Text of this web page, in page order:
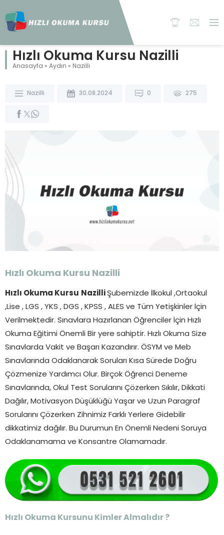
Hızlı Okuma Kursu Nazilli
Anasayfa » Aydın » Nazilli
Nazilli 30.08.2024 0 275
Hızlı Okuma Kursu Nazilli
Hızlı Okuma Kursu Nazilli Şubemizde İlkokul ,Ortaokul
,Lise , LGS , YKS , DGS , KPSS , ALES ve Tüm Yetişkinler İçin
Verilmektedir. Sınavlara Hazırlanan Öğrenciler İçin Hızlı
Okuma Eğitimi Önemli Bir yere sahiptir. Hızlı Okuma Size
Sınavlarda Vakit ve Başarı Kazandırır. ÖSYM ve Meb
Sınavlarında Odaklanarak Soruları Kısa Sürede Doğru
Çözmenize Yardımcı Olur. Birçok Öğrenci Deneme
Sınavlarında, Okul Test Sorularını Çözerken Sıkılır, Dikkati
Dağılır, Motivasyon Düşüklüğü Yaşar ve Uzun Paragraf
Sorularını Çözerken Zihnimiz Farklı Yerlere Gidebilir
dikkatimiz dağılır. Bu Durumun En Önemli Nedeni Soruya
Odaklanamama ve Konsantre Olamamadır.
Hızlı Okuma Kursunu Kimler Almalıdır ?